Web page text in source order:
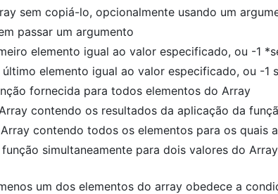
sem copiá-lo, opcionalmente usando um
passar um argumento
elemento igual ao valor especificado, ou -1
elemento igual ao valor especificado, ou -1
fornecida para todos elementos do Array
contendo os resultados da aplicação da
contendo todos os elementos para os quais
simultaneamente para dois valores do
um dos elementos do array obedece a